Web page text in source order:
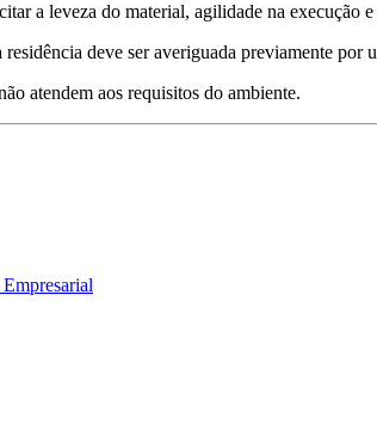
a leveza do material, agilidade na execução
deve ser averiguada previamente
atendem aos requisitos do ambiente.